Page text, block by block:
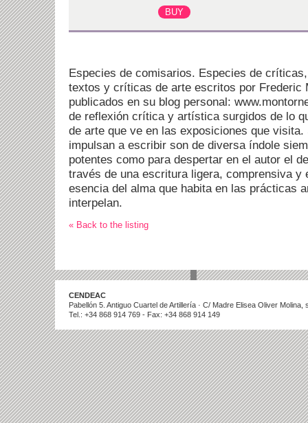
Especies de comisarios. Especies de
textos y críticas de arte escritos por Frederic
publicados en su blog personal:
de reflexión crítica y artística surgidos de lo
de arte que ve en las exposiciones que
impulsan a escribir son de diversa índole
potentes como para despertar en el autor el
través de una escritura ligera, comprensiva y
esencia del alma que habita en las prácticas
interpelan.
« Back to the listing
CENDEAC
Pabellón 5. Antiguo Cuartel de Artillería · C/ Madre Elisea Oliver
Tel.: +34 868 914 769 - Fax: +34 868 914 149